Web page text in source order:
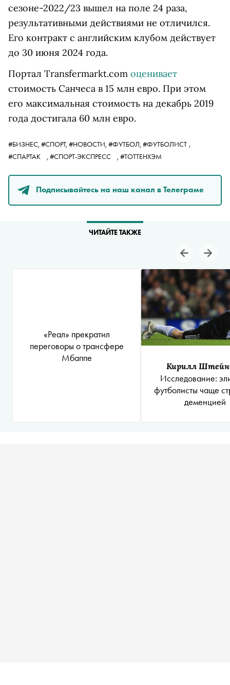
сезоне-2022/23 вышел на поле 24 раза,
результативными действиями не отличился.
Его контракт с английским клубом действует
до 30 июня 2024 года.
Портал Transfermarkt.com оценивает
стоимость Санчеса в 15 млн евро. При этом
его максимальная стоимость на декабрь 2019
года достигала 60 млн евро.
#БИЗНЕС, #СПОРТ, #НОВОСТИ, #ФУТБОЛ, #ФУТБОЛИСТ ,
#СПАРТАК , #СПОРТ-ЭКСПРЕСС , #ТОТТЕНХЭМ
Подписывайтесь на наш канал в Телеграме
ЧИТАЙТЕ ТАКЖЕ
«Реал» прекратил
переговоры о трансфере
Мбаппе
Кирилл
Исследование:
футболисты чаще
деменцией